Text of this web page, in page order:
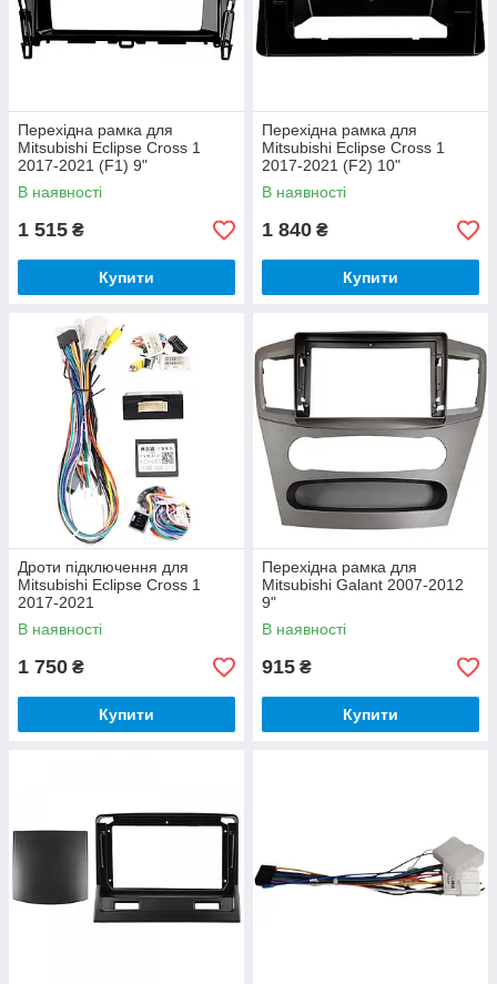
Перехідна рамка для
Mitsubishi Eclipse Cross 1
2017-2021 (F1) 9"
В наявності
1 515 ₴
Купити
Перехідна рамка для
Mitsubishi Eclipse Cross 1
2017-2021 (F2) 10"
В наявності
1 840 ₴
Купити
Дроти підключення для
Mitsubishi Eclipse Cross 1
2017-2021
В наявності
1 750 ₴
Купити
Перехідна рамка для
Mitsubishi Galant 2007-2012
9"
В наявності
915 ₴
Купити